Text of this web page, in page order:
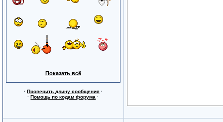
Показать всё
· Проверить длину сообщения·
·Помощь по кодам форума ·